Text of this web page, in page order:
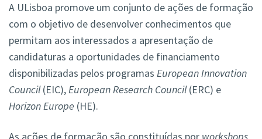
A ULisboa promove um conjunto de ações de formação
com o objetivo de desenvolver conhecimentos que
permitam aos interessados a apresentação de
candidaturas a oportunidades de financiamento
disponibilizadas pelos programas European Innovation
Council(EIC),European Research Council(ERC) e
Horizon Europe (HE).